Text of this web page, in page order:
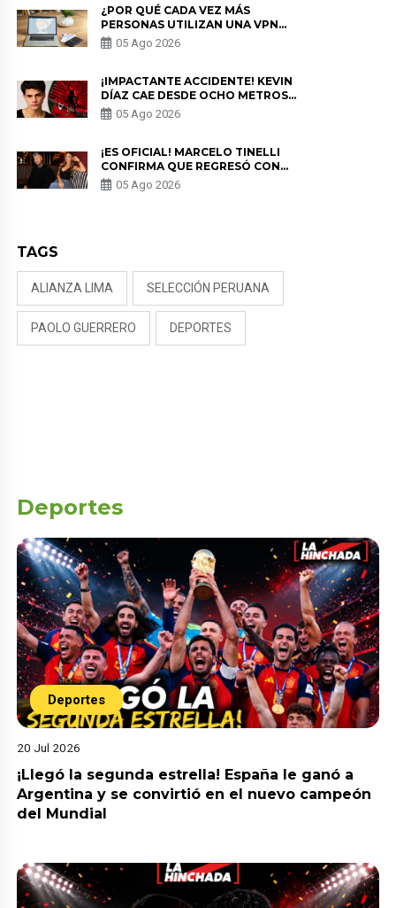
¿POR QUÉ CADA VEZ MÁS
PERSONAS UTILIZAN UNA VPN
PARA PROTEGER SU
PRIVACIDAD?
05 Ago 2026
¡IMPACTANTE ACCIDENTE! KEVIN
DÍAZ CAE DESDE OCHO METROS
EN “ESTO ES GUERRA” Y GENERA
PREOCUPACIÓN
05 Ago 2026
¡ES OFICIAL! MARCELO TINELLI
CONFIRMA QUE REGRESÓ CON
MILETT FIGUEROA: “EL AMOR
PUDO MÁS”
05 Ago 2026
TAGS
ALIANZA LIMA SELECCIÓN PERUANA
PAOLO GUERRERO DEPORTES
Deportes
Deportes
20 Jul 2026
¡Llegó la segunda estrella! España le ganó a
Argentina y se convirtió en el nuevo campeón
del Mundial